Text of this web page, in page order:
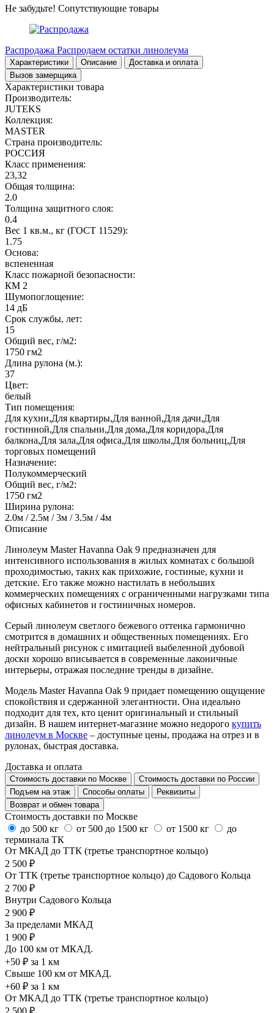
Не забудьте! Сопутствующие товары
Распродажа Распродаем остатки линолеума
Характеристики Описание
Доставка и оплата
Вызов замерщика
Характеристики товара
Производитель:
JUTEKS
Коллекция:
MASTER
Страна производитель:
РОССИЯ
Класс применения:
23,32
Общая толщина:
2.0
Толщина защитного слоя:
0.4
Вес 1 кв.м., кг (ГОСТ 11529):
1.75
Основа:
вспененная
Класс пожарной безопасности:
КМ 2
Шумопоглощение:
14 дБ
Срок службы, лет:
15
Общий вес, г/м2:
1750 гм2
Длина рулона (м.):
37
Цвет:
белый
Тип помещения:
Для кухни,Для квартиры,Для ванной,Для дачи,Для
гостинной,Для спальни,Для дома,Для коридора,Для
балкона,Для зала,Для офиса,Для школы,Для больниц,Для
торговых помещений
Назначение:
Полукоммерческий
Общий вес, г/м2:
1750 гм2
Ширина рулона:
2.0м / 2.5м / 3м / 3.5м / 4м
Описание
Линолеум Master Havanna Oak 9 предназначен для
интенсивного использования в жилых комнатах с большой
проходимостью, таких как прихожие, гостиные, кухни и
детские. Его также можно настилать в небольших
коммерческих помещениях с ограниченными нагрузками типа
офисных кабинетов и гостиничных номеров.
Серый линолеум светлого бежевого оттенка гармонично
смотрится в домашних и общественных помещениях. Его
нейтральный рисунок с имитацией выбеленной дубовой
доски хорошо вписывается в современные лаконичные
интерьеры, отражая последние тренды в дизайне.
Модель Master Havanna Oak 9 придает помещению ощущение
спокойствия и сдержанной элегантности. Она идеально
подходит для тех, кто ценит оригинальный и стильный
дизайн. В нашем интернет-магазине можно недорого купить
линолеум в Москве – доступные цены, продажа на отрез и в
рулонах, быстрая доставка.
Доставка и оплата
Стоимость доставки по Москве
Стоимость доставки по России
Подъем на этаж
Способы оплаты
Реквизиты
Возврат и обмен товара
Стоимость доставки по Москве
до 500 кг
от 500 до 1500 кг от 1500 кг
до
терминала ТК
От МКАД до ТТК (третье транспортное кольцо)
2 500 ₽
От ТТК (третье транспортное кольцо) до Садового Кольца
2 700 ₽
Внутри Садового Кольца
2 900 ₽
За пределами МКАД
1 900 ₽
До 100 км от МКАД.
+50 ₽ за 1 км
Свыше 100 км от МКАД.
+60 ₽ за 1 км
От МКАД до ТТК (третье транспортное кольцо)
2 500 ₽